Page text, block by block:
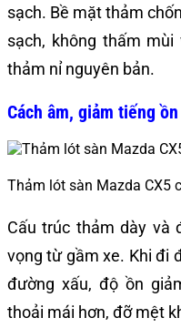
sạch. Bề mặt thảm
sạch, không thấm
thảm nỉ nguyên bản.
Cách âm, giảm tiếng ồn
Thảm lót sàn Mazda CX5
Cấu trúc thảm dày và
vọng từ gầm xe. Khi đi
đường xấu, độ ồn
thoải mái hơn, đỡ mệt